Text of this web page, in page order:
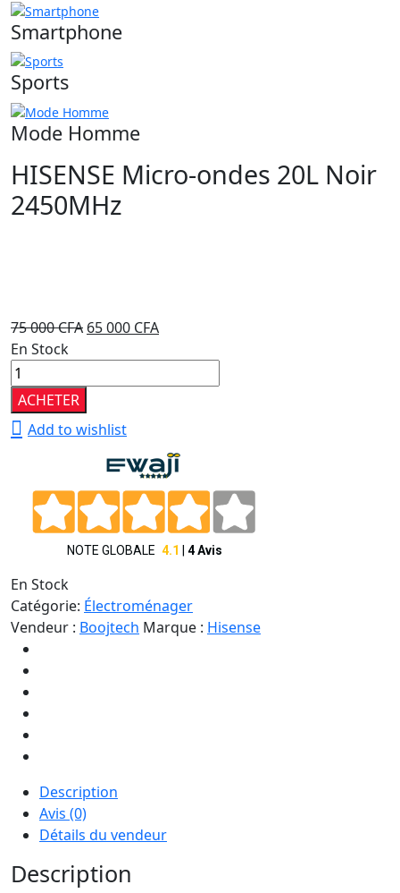
Smartphone
Sports
Mode Homme
HISENSE Micro-ondes 20L Noir
2450MHz
75 000CFA Le
était :
75
000 CFA.
65 000 CFALe
est :
En Stock
HISENSE
Micro-
ondes
20L
quantité
ACHETER
Add to wishlist
En Stock
Catégorie: Électroménager
Vendeur : Boojtech Marque : Hisense
Description
Avis (0)
Détails du vendeur
Description